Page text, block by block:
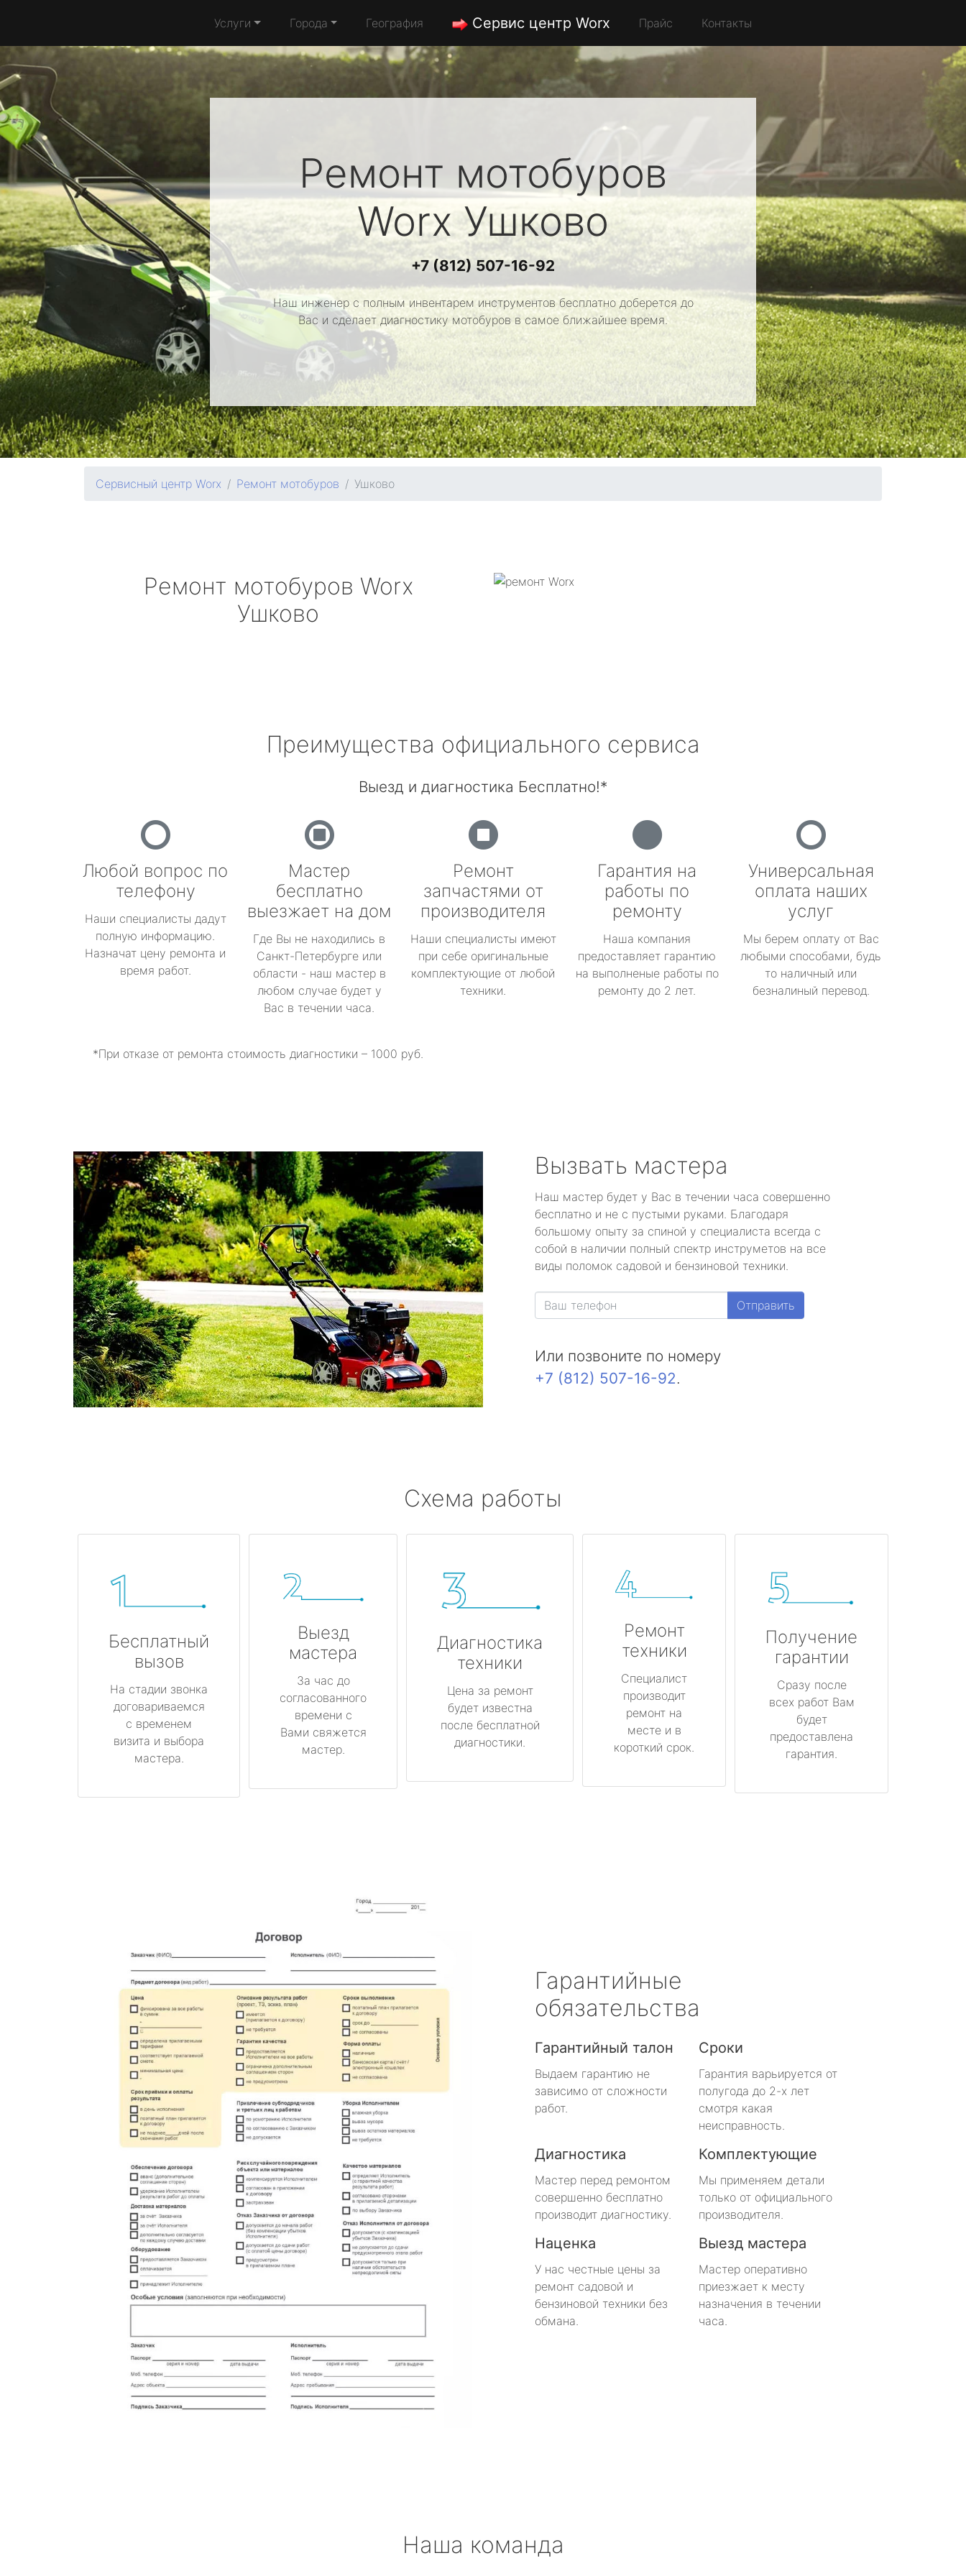
Услуги Города География Сервис центр Worx Прайс Контакты
Ремонт мотобуров
WorxУшково
+7 (812) 507-16-92
Наш инженер с полным инвентарем инструментов бесплатно доберется до
Вас и сделает диагностику мотобуров в самое ближайшее время.
Сервисный центр Worx Ремонт мотобуров Ушково
Ремонт мотобуров Worx
Ушково
Преимущества официального сервиса
Выезд и диагностика Бесплатно!*
Любой вопрос по
телефону
Наши специалисты дадут
полную информацию.
Назначат цену ремонта и
время работ.
Мастер
бесплатно
выезжает на дом
Где Вы не находились в
Санкт-Петербурге или
области - наш мастер в
любом случае будет у
Вас в течении часа.
Ремонт
запчастями от
производителя
Наши специалисты имеют
при себе оригинальные
комплектующие от любой
техники.
Гарантия на
работы по
ремонту
Наша компания
предоставляет гарантию
на выполненые работы по
ремонту до 2 лет.
Универсальная
оплата наших
услуг
Мы берем оплату от Вас
любыми способами, будь
то наличный или
безналиный перевод.
*При отказе от ремонта стоимость диагностики – 1000 руб.
Вызвать мастера
Наш мастер будет у Вас в течении часа совершенно
бесплатно и не с пустыми руками. Благодаря
большому опыту за спиной у специалиста всегда с
собой в наличии полный спектр инструметов на все
виды поломок садовой и бензиновой техники.
Отправить
Или позвоните по номеру
+7 (812) 507-16-92.
Схема работы
Бесплатный
вызов
На стадии звонка
договариваемся
с временем
визита и выбора
мастера.
Выезд
мастера
За час до
согласованного
времени с
Вами свяжется
мастер.
Диагностика
техники
Цена за ремонт
будет известна
после бесплатной
диагностики.
Ремонт
техники
Специалист
производит
ремонт на
месте и в
короткий срок.
Получение
гарантии
Сразу после
всех работ Вам
будет
предоставлена
гарантия.
Гарантийные
обязательства
Гарантийный талон
Выдаем гарантию не
зависимо от сложности
работ.
Сроки
Гарантия варьируется от
полугода до 2-х лет
смотря какая
неисправность.
Диагностика
Мастер перед ремонтом
совершенно бесплатно
производит диагностику.
Комплектующие
Мы применяем детали
только от официального
производителя.
Наценка
У нас честные цены за
ремонт садовой и
бензиновой техники без
обмана.
Выезд мастера
Мастер оперативно
приезжает к месту
назначения в течении
часа.
Наша команда